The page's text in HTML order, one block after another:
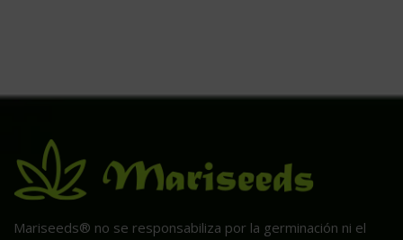
Mariseeds® no se responsabiliza por la germinación ni el